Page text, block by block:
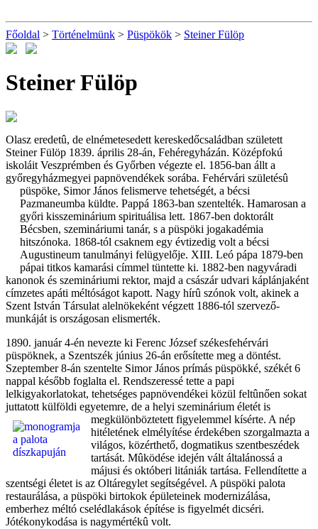
Főoldal > Történelmünk > Püspökök > Steiner Fülöp
Steiner Fülöp
Olasz eredetû, de elnémetesedett kereskedőcsaládban született
Steiner Fülöp 1839. április 28-án, Fehéregyházán. Középfokú
iskoláit Veszprémben és Győrben végezte el. 1856-ban állt a
győregyházmegyei papnövendékek sorába. Fehérvári születésû
püspöke, Simor János felismerve tehetségét, a bécsi
Pazmaneumba küldte. Pappá 1863-ban szentelték. Hamarosan a
győri kisszeminárium spirituálisa lett. 1867-ben doktorált
Bécsben, szemináriumi tanár, s a püspöki jogakadémia
hitszónoka. 1868-tól csaknem egy évtizedig volt a bécsi
Augustineum tanulmányi felügyelője. XIII. Leó pápa 1879-ben
pápai titkos kamarási címmel tüntette ki. 1882-ben nagyváradi
kanonok és szemináriumi rektor, majd a császár udvari káplánjaként
címzetes apáti méltóságot kapott. Nagy hírû szónok volt, akinek a
Szent István Társulat alelnökeként végzett 1886-tól szervező-
munkáját is országosan elismerték.
1890. január 4-én nevezte ki Ferenc József székesfehérvári
püspöknek, a Szentszék június 26-án erősítette meg a döntést.
Szeptember 8-án szentelte Simor János prímás püspökké, székét 6
nappal később foglalta el. Rendszeressé tette a papi
lelkigyakorlatokat, tehetséges papnövendékei közül feltûnően sokat
juttatott külföldi egyetemre, de a helyi szeminárium életét is
megkülönböztetett figyelemmel kísérte. A nép
hitéletének elmélyítése érdekében szorgalmazta a
világos, közérthető, dogmatikus szentbeszédek
tartását. Mûködése idején vált általánossá a
májusi és októberi litániák tartása. Fellendítette a
szentségi életet is az Oltáregylet segítségével. A püspöki palota
restaurálása, a püspöki birtokok épületeinek modernizálása,
emberhez méltó cselédlakások építése is figyelmét dicséri.
Jótékonykodása is nagymértékû volt.